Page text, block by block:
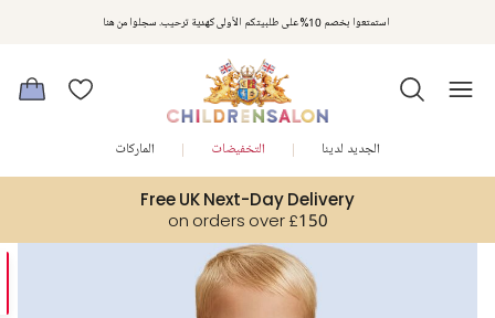
استمتعوا بخصم 10% على طلبيتكم الأولى كهدية ترحيب. سجلوا من هنا
Free UK Next-Day Delivery
on orders over £150
الجديد لدينا التخفيضات الماركات